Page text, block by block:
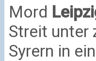
Mord
Streit unter
Syrern in